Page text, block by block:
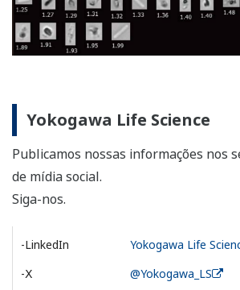
Yokogawa Life Science
Publicamos nossas informações nos
de mídia social.
Siga-nos.
-LinkedIn
Yokogawa Life
-Ⅹ
@Yokogawa_LS